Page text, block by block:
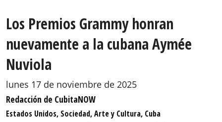
Los Premios Grammy honran
nuevamente a la cubana Aymée
Nuviola
lunes 17 de noviembre de 2025
Redacción de CubitaNOW
Estados Unidos, Sociedad, Arte y Cultura, Cuba